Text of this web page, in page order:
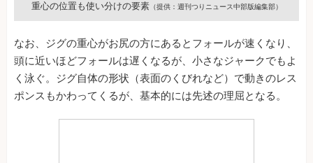
重心の位置も使い分けの要素（提供：週刊つりニュース中部版編集部）
なお、ジグの重心がお尻の方にあるとフォールが速くなり、
頭に近いほどフォールは遅くなるが、小さなジャークでもよ
く泳ぐ。ジグ自体の形状（表面のくびれなど）で動きのレス
ポンスもかわってくるが、基本的には先述の理屈となる。